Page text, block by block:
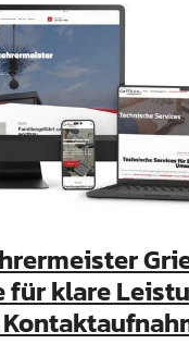
für klare